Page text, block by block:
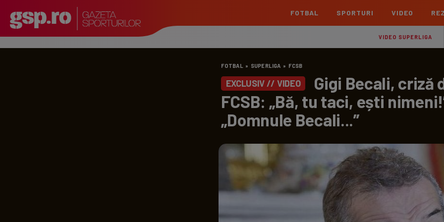
FOTBAL
Liga 2
Echipe Meciuri Clasament
Cupa României Betano
Echipe Meciuri
TOATE ȘTIRILE
Echipe
La
Echipe
Echipe
SPORTURI VIDEO
VIDEO SUPERLIGA
FOTBAL » SUPERLIGA » FCSB
EXCLUSIV // VIDEO
Gigi Becali, criză
FCSB: „Bă, tu taci, ești
„Domnule Becali...”